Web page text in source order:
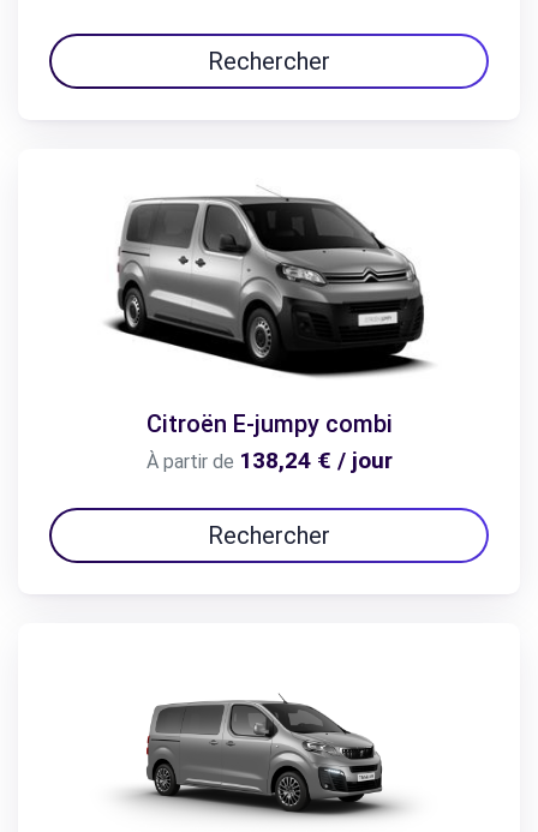
Rechercher
Citroën E-jumpy combi
À partir de 138,24 € / jour
Rechercher